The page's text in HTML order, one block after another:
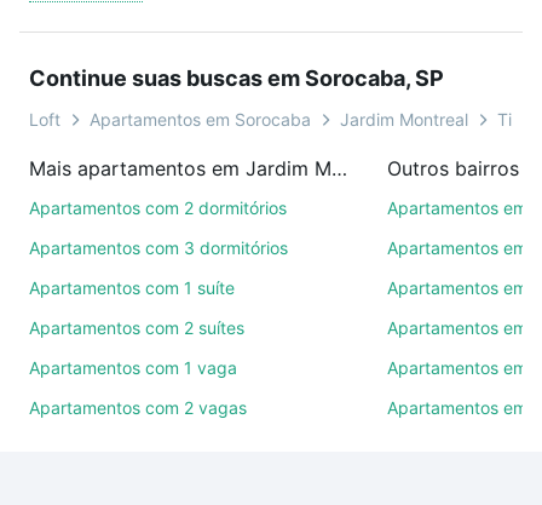
em Jardim Montreal, Sorocaba, SP para conquistar
videochamada, é grátis, sem compromisso e você
ainda conta com mais de 46 mil corretores e
de imóveis.
Como escolher um imóvel?
ruas, bairros e até condomínios favoritos. Você
também pode usar os filtros como quantidade de
quartos, suítes, com ou sem vaga de garagem para
comodidades, como piscina, academia, salão de
Continue suas buscas em Sorocaba, SP
Loft Apartamentos em Sorocaba Jardim Montreal Tipo
Mais apartamentos em Jardim Montreal
Apartamentos com 2 dormitórios
Apartamentos com 3 dormitórios
Apartamentos com 1 suíte
Apartamentos com 2 suítes
Apartamentos com 1 vaga
Apartamentos com 2 vagas
Outros bairros
Apartamentos em
Apartamentos em
Apartamentos em
Apartamentos em
Apartamentos em
Apartamentos em